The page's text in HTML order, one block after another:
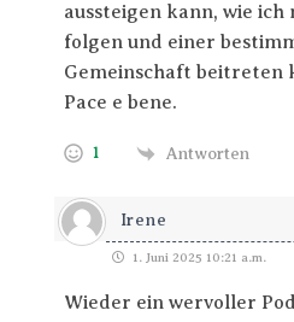
aussteigen kann, wie ich
folgen und einer
Gemeinschaft beitreten
Pace e bene.
1 Antworten
Irene
1. Juni 2025 10:21 a.m.
Wieder ein wervoller